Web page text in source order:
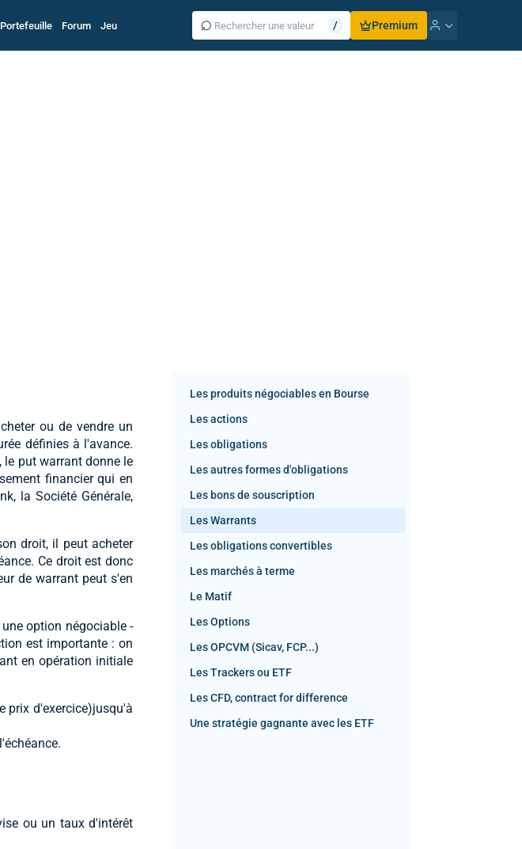
Forum Jeu ⌕ / Premium
ou de vendre un
définies à l'avance.
le put warrant donne le
financier qui en
la Société Générale,
droit, il peut acheter
Ce droit est donc
de warrant peut s'en
option négociable -
est importante : on
en opération initiale
prix d'exercice)jusqu'à
ou un taux d'intérêt
Les produits négociables en Bourse
Les actions
Les obligations
Les autres formes d'obligations
Les bons de souscription
Les Warrants
Les obligations convertibles
Les marchés à terme
Le Matif
Les Options
Les OPCVM (Sicav, FCP...)
Les Trackers ou ETF
Les CFD, contract for difference
Une stratégie gagnante avec les ETF